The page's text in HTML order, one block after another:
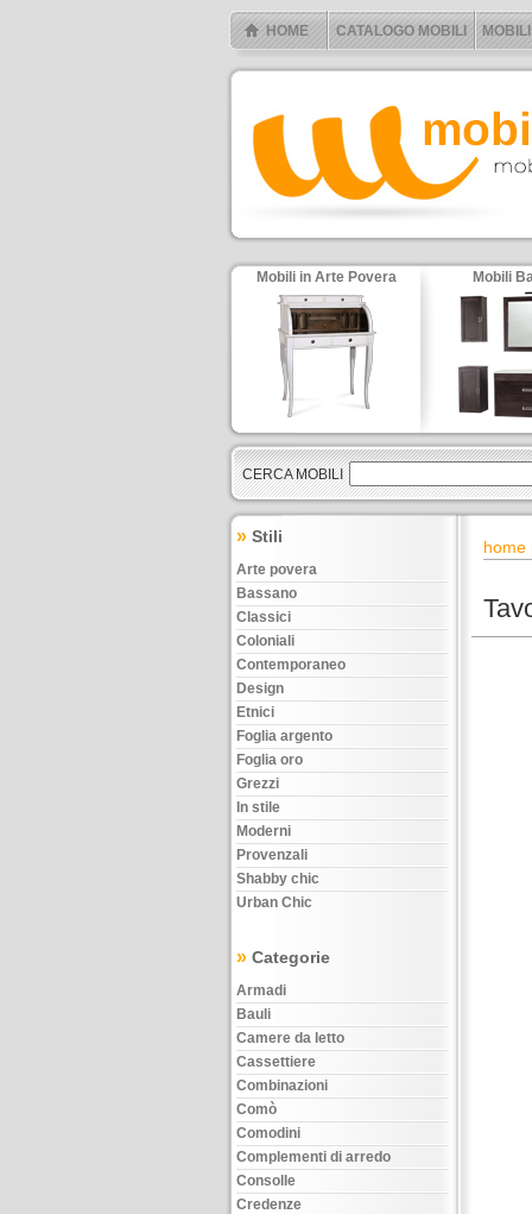
HOME CATALOGO MOBILI
Mobili in Arte Povera Mobili
CERCA MOBILI
» Stili
Arte povera
Bassano
Classici
Coloniali
Contemporaneo
Design
Etnici
Foglia argento
Foglia oro
Grezzi
In stile
Moderni
Provenzali
Shabby chic
Urban Chic
» Categorie
Armadi
Bauli
Camere da letto
Cassettiere
Combinazioni
Comò
Comodini
Complementi di arredo
Consolle
Credenze
home